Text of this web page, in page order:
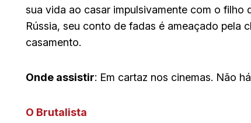
sua vida ao casar impulsivamente com o
Rússia, seu conto de fadas é ameaçado pela
casamento.
Onde assistir: Em cartaz nos cinemas. Não
O Brutalista